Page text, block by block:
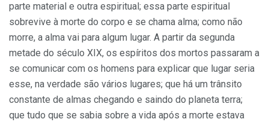
parte material e outra espiritual; essa parte espiritual
sobrevive à morte do corpo e se chama alma; como não
morre, a alma vai para algum lugar. A partir da segunda
metade do século XIX, os espíritos dos mortos passaram a
se comunicar com os homens para explicar que lugar seria
esse, na verdade são vários lugares; que há um trânsito
constante de almas chegando e saindo do planeta terra;
que tudo que se sabia sobre a vida após a morte estava